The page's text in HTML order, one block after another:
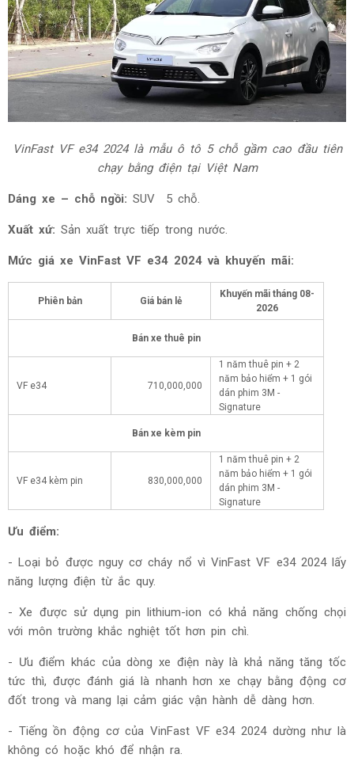
VinFast VF e34 2024 là mẫu ô tô 5 chỗ gầm cao đầu tiên
chạy bằng điện tại Việt Nam
Dáng xe – chỗ ngồi: SUV 5 chỗ.
Xuất xứ: Sản xuất trực tiếp trong nước.
Mức giá xe VinFast VF e34 2024 và khuyến mãi:
Phiên bản Giá bán lẻ
Khuyến mãi tháng 08-
2026
Bán xe thuê pin
VF e34 710,000,000
1 năm thuê pin + 2
năm bảo hiểm + 1 gói
dán phim 3M -
Signature
Bán xe kèm pin
VF e34 kèm pin 830,000,000
1 năm thuê pin + 2
năm bảo hiểm + 1 gói
dán phim 3M -
Signature
Ưu điểm:
- Loại bỏ được nguy cơ cháy nổ vì VinFast VF e34 2024 lấy
năng lượng điện từ ắc quy.
- Xe được sử dụng pin lithium-ion có khả năng chống chọi
với môn trường khắc nghiệt tốt hơn pin chì.
- Ưu điểm khác của dòng xe điện này là khả năng tăng tốc
tức thì, được đánh giá là nhanh hơn xe chạy bằng động cơ
đốt trong và mang lại cảm giác vận hành dễ dàng hơn.
- Tiếng ồn động cơ của VinFast VF e34 2024 dường như là
không có hoặc khó để nhận ra.